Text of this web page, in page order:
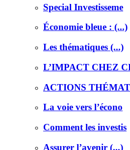
Special Investisseme
Économie bleue : (...)
Les thématiques (...)
L’IMPACT CHEZ
ACTIONS
La voie vers l’écono
Comment les investis
Assurer l’avenir (...)